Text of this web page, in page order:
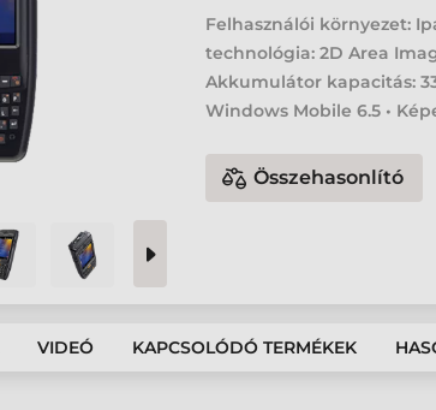
Felhasználói környezet:
technológia: 2D Area
Akkumulátor kapacitás:
Windows Mobile 6.5 •
Összehasonlító
VIDEÓ KAPCSOLÓDÓ TERMÉKEK